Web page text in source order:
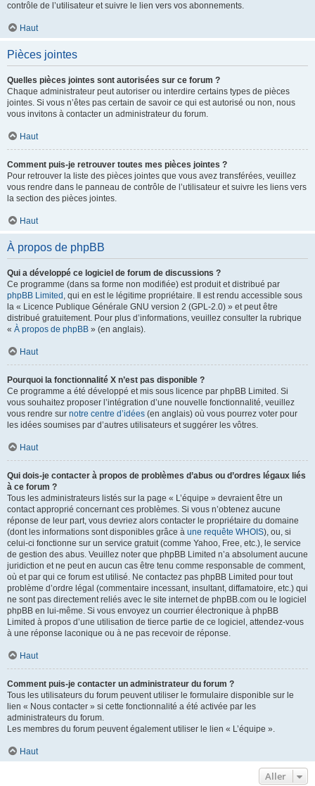
contrôle de l’utilisateur et suivre le lien vers vos abonnements.
Haut
Pièces jointes
Quelles pièces jointes sont autorisées sur ce forum ?
Chaque administrateur peut autoriser ou interdire certains types de pièces
jointes. Si vous n’êtes pas certain de savoir ce qui est autorisé ou non, nous
vous invitons à contacter un administrateur du forum.
Haut
Comment puis-je retrouver toutes mes pièces jointes ?
Pour retrouver la liste des pièces jointes que vous avez transférées, veuillez
vous rendre dans le panneau de contrôle de l’utilisateur et suivre les liens vers
la section des pièces jointes.
Haut
À propos de phpBB
Qui a développé ce logiciel de forum de discussions ?
Ce programme (dans sa forme non modifiée) est produit et distribué par
phpBB Limited , qui en est le légitime propriétaire. Il est rendu accessible sous
la « Licence Publique Générale GNU version 2 (GPL-2.0) » et peut être
distribué gratuitement. Pour plus d’informations, veuillez consulter la rubrique
« À propos de phpBB » (en anglais).
Haut
Pourquoi la fonctionnalité X n’est pas disponible ?
Ce programme a été développé et mis sous licence par phpBB Limited. Si
vous souhaitez proposer l’intégration d’une nouvelle fonctionnalité, veuillez
vous rendre sur notre centre d’idées (en anglais) où vous pourrez voter pour
les idées soumises par d’autres utilisateurs et suggérer les vôtres.
Haut
Qui dois-je contacter à propos de problèmes d’abus ou d’ordres légaux liés
à ce forum ?
Tous les administrateurs listés sur la page « L’équipe » devraient être un
contact approprié concernant ces problèmes. Si vous n’obtenez aucune
réponse de leur part, vous devriez alors contacter le propriétaire du domaine
(dont les informations sont disponibles grâce à une requête WHOIS), ou, si
celui-ci fonctionne sur un service gratuit (comme Yahoo, Free, etc.), le service
de gestion des abus. Veuillez noter que phpBB Limited n’a absolument aucune
juridiction et ne peut en aucun cas être tenu comme responsable de comment,
où et par qui ce forum est utilisé. Ne contactez pas phpBB Limited pour tout
problème d’ordre légal (commentaire incessant, insultant, diffamatoire, etc.) qui
ne sont pas directement reliés avec le site internet de phpBB.com ou le logiciel
phpBB en lui-même. Si vous envoyez un courrier électronique à phpBB
Limited à propos d’une utilisation de tierce partie de ce logiciel, attendez-vous
à une réponse laconique ou à ne pas recevoir de réponse.
Haut
Comment puis-je contacter un administrateur du forum ?
Tous les utilisateurs du forum peuvent utiliser le formulaire disponible sur le
lien « Nous contacter » si cette fonctionnalité a été activée par les
administrateurs du forum.
Les membres du forum peuvent également utiliser le lien « L’équipe ».
Haut
Aller